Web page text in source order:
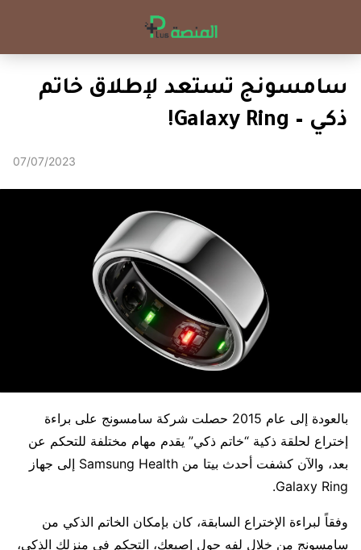
سامسونج تستعد لإطلاق خاتم
ذكي – Galaxy Ring!
07/07/2023
بالعودة إلى عام 2015 حصلت شركة سامسونج على براءة
إختراع لحلقة ذكية “خاتم ذكي” يقدم مهام مختلفة للتحكم عن
بعد، والآن كشفت أحدث بيتا من Samsung Health إلى جهاز
Galaxy Ring.
وفقاً لبراءة الإختراع السابقة، كان بإمكان الخاتم الذكي من
سامسونج من خلال لفه حول إصبعك، التحكم في منزلك الذكي،